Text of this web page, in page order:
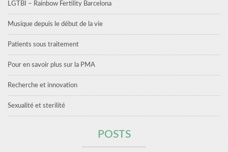
LGTBI – Rainbow Fertility Barcelona
Musique depuis le début de la vie
Patients sous traitement
Pour en savoir plus sur la PMA
Recherche et innovation
Sexualité et sterilité
POSTS